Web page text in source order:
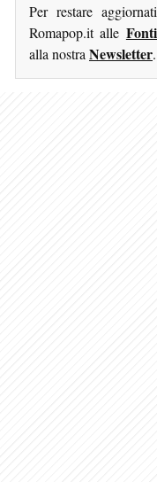
Per restare
Romapop.it alle
alla nostra Newsletter.